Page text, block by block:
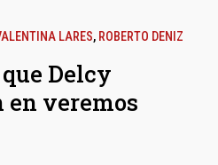
LARES, ROBERTO DENIZ
Delcy
en veremos